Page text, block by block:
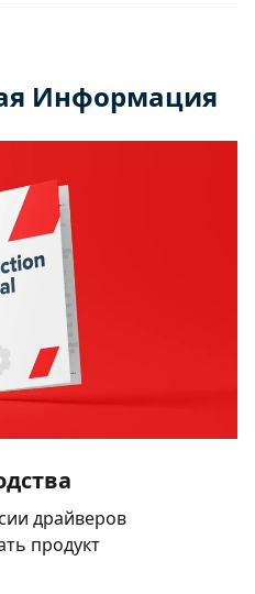
Информация
драйверов
продукт